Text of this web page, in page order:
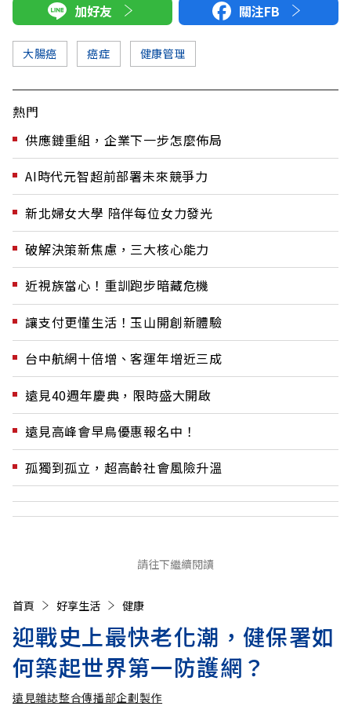
加好友 關注FB
大腸癌 癌症 健康管理
熱門
供應鏈重組，企業下一步怎麼佈局
AI時代元智超前部署未來競爭力
新北婦女大學 陪伴每位女力發光
破解決策新焦慮，三大核心能力
近視族當心！重訓跑步暗藏危機
讓支付更懂生活！玉山開創新體驗
台中航網十倍增、客運年增近三成
遠見40週年慶典，限時盛大開啟
遠見高峰會早鳥優惠報名中！
孤獨到孤立，超高齡社會風險升溫
請往下繼續閱讀
首頁 好享生活 健康
迎戰史上最快老化潮，健保署如
何築起世界第一防護網？
遠見雜誌整合傳播部企劃製作